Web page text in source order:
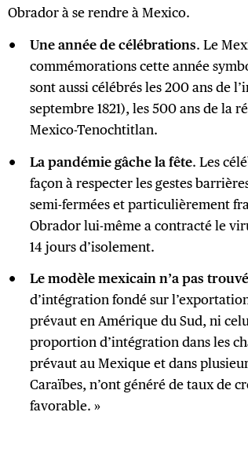
Obrador à se rendre à Mexico.
Une année de célébrations. Le
commémorations cette année
sont aussi célébrés les 200 ans de
septembre 1821), les 500 ans de la
Mexico-Tenochtitlan.
La pandémie gâche la fête. Les
façon à respecter les gestes
semi-fermées et particulièrement
Obrador lui-même a contracté le
14 jours d’isolement.
Le modèle mexicain n’a pas
d’intégration fondé sur
prévaut en Amérique du Sud, ni
proportion d’intégration dans les
prévaut au Mexique et dans
Caraïbes, n’ont généré de taux de
favorable. »